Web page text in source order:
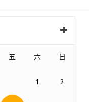
五 六 日
1 2